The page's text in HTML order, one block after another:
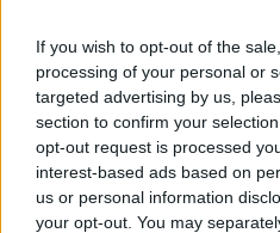
If you wish to opt-out of the
processing of your personal or
targeted advertising by us,
section to confirm your
opt-out request is processed
interest-based ads based on
us or personal information
your opt-out. You may
17/05/
Πρόωρη
16/